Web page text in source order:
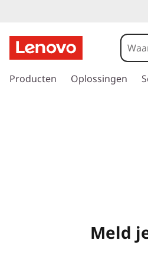
a
Producten Oplossingen
Meld